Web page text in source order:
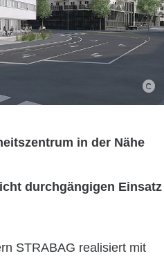
in der Nähe
durchgängigen Einsatz
STRABAG realisiert mit